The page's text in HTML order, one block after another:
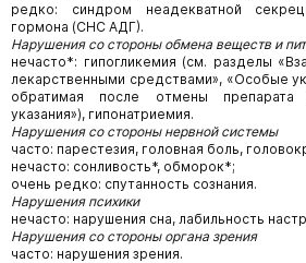
редко: синдром неадекватной
гормона (СНС АДГ).
Нарушения со стороны обмена веществ и
нечасто*: гипогликемия (см. разделы
лекарственными средствами», «Особые
обратимая после отмены
указания»), гипонатриемия.
Нарушения со стороны нервной системы
часто: парестезия, головная боль,
нечасто: сонливость*, обморок*;
очень редко: спутанность сознания.
Нарушения психики
нечасто: нарушения сна, лабильность
Нарушения со стороны органа зрения
часто: нарушения зрения.